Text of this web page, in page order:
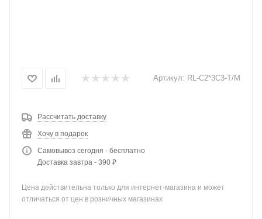
Артикул: RL-C2*3C3-T/M
Рассчитать доставку
Хочу в подарок
Самовывоз сегодня - бесплатно
Доставка завтра - 390 ₽
Цена действительна только для интернет-магазина и может
отличаться от цен в розничных магазинах